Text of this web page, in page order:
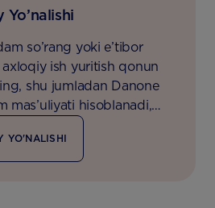
so’rang yoki e’tibor
ish yuritish qonun
shu jumladan Danone
mas’uliyati hisoblanadi,
ko’proq insonlarga
sog’liqlarini
harakat qilamiz.
YO'NALISHI